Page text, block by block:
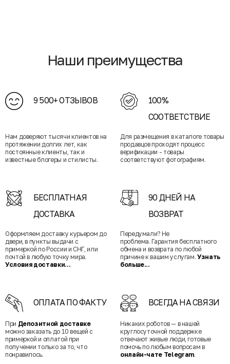
Наши преимущества
9 500+ ОТЗЫВОВ
Нам доверяют тысячи клиентов на
протяжении долгих лет, как
постоянные клиенты, так и
известные блогеры и стилисты.
100%
СООТВЕТСТВИЕ
Для размещения в каталоге товары
продавцов проходят процесс
верификации - товары
соответствуют фотографиям.
БЕСПЛАТНАЯ
ДОСТАВКА
Оформляем доставку курьером до
двери, в пункты выдачи с
примеркой по России и СНГ, или
почтой в любую точку мира.
Условия доставки...
90 ДНЕЙ НА
ВОЗВРАТ
Передумали? Не
проблема. Гарантия бесплатного
обмена и возврата по любой
причине к вашим услугам. Узнать
больше...
ОПЛАТА ПО ФАКТУ
При Депозитной доставке
можно заказать до 10 вещей с
примеркой и оплатой при
получении только за то, что
понравилось.
ВСЕГДА НА СВЯЗИ
Никаких роботов — в нашей
круглосуточной поддержке
отвечают живые люди, готовые
помочь по любым вопросам в
онлайн-чате Telegram.